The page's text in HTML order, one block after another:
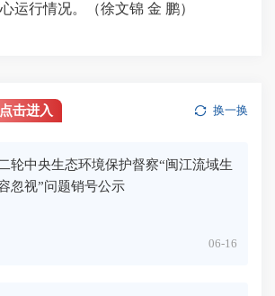
运行情况。（徐文锦 金 鹏）
点击进入 换一换
轮中央生态环境保护督察“闽江流域生
忽视”问题销号公示
06-16